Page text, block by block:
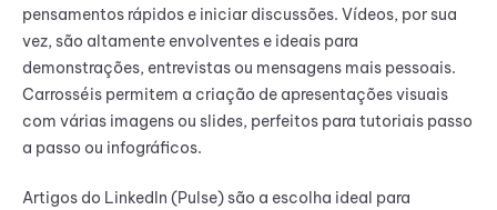
pensamentos rápidos e iniciar discussões. Vídeos, por sua
vez, são altamente envolventes e ideais para
demonstrações, entrevistas ou mensagens mais pessoais.
Carrosséis permitem a criação de apresentações visuais
com várias imagens ou slides, perfeitos para tutoriais passo
a passo ou infográficos.
Artigos do LinkedIn (Pulse) são a escolha ideal para